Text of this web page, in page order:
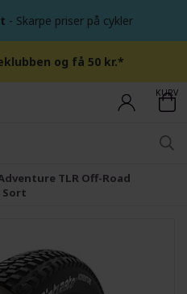
- Skarpe priser på cykler
og få 50 kr.*
KURV
TLR Off-Road
Sort